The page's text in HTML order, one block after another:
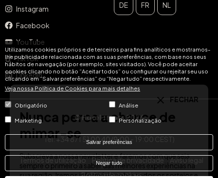
Utilizamos cookies próprios e de terceiros para fins analíticos e mostramos-
lhe publicidade relacionada com as suas preferências, com base nos seus
hábitos de navegação (por exemplo, sites visitados). Você pode aceitar
cookies clicando no botão “Aceitar todos” ou configurar ou rejeitar seu uso
clicando em “Salvar preferências” ou “Negar tudo” respectivamente.
Veja nossa Política de Cookies para mais detalhes
Obrigatório Análise
Marketing Personalização
Salvar preferências
Negar tudo
Instagram
Facebook
YouTube
TikTok
LinkedIn
DE FR NL
© Hotel Treats 2026
Tel: +34 871 51 00 40 (9:00 - 19:00 CEST)
Termos de utilização Política de privacidade
Aviso legal
Política de cookies
FECHAR
Nunca perca a chance de
mimar-se
Subscreva a nossa newsletter e faremos com que seja
sempre o primeiro a saber das melhores experiências na
sua região. Iremos informá-lo sobre todos os sorteios e
promoções exclusivas para os nossos assinantes!
Email
SUBSCREVER